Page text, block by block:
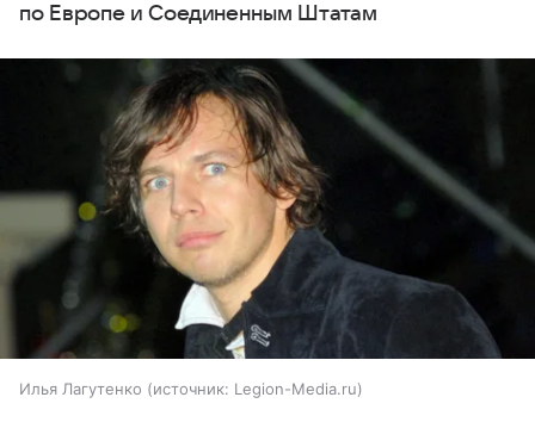
по Европе и Соединенным Штатам
Илья Лагутенко источник: Legion-Media.ru